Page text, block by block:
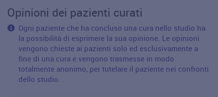
Opinioni dei pazienti curati
Ogni paziente che ha concluso una cura nello studio ha
la possibilità di esprimere la sua opinione. Le opinioni
vengono chieste ai pazienti solo ed esclusivamente a
fine di una cura e vengono trasmesse in modo
totalmente anonimo, per tutelare il paziente nei confronti
dello studio.